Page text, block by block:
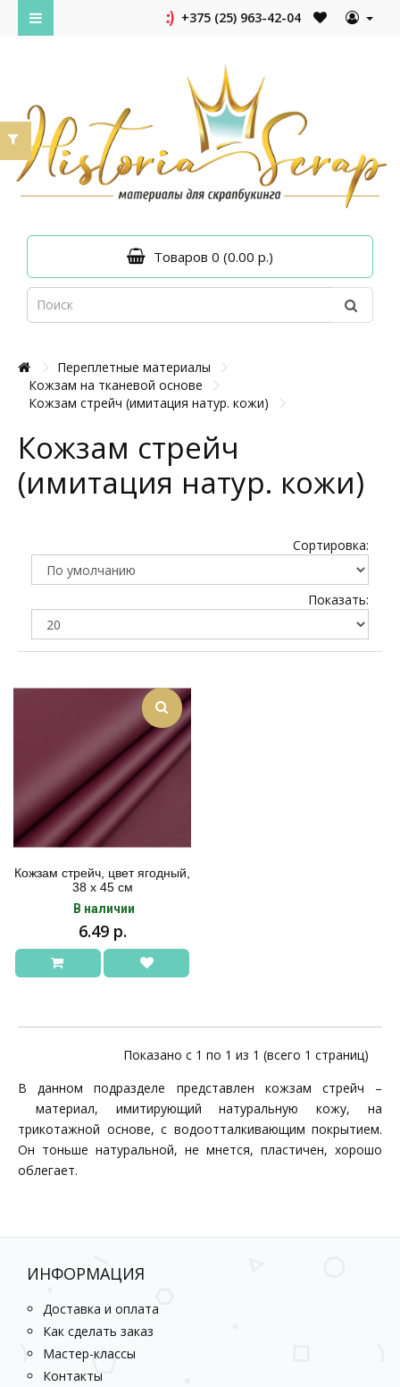
+375 (25) 963-42-04
Товаров 0 (0.00 р.)
Переплетные материалы
Кожзам на тканевой основе
Кожзам стрейч (имитация натур. кожи)
Кожзам стрейч
(имитация натур. кожи)
Сортировка:
Показать:
Кожзам стрейч, цвет ягодный,
38 х 45 см
В наличии
6.49 р.
Показано с 1 по 1 из 1 (всего 1 страниц)
В данном подразделе представлен кожзам стрейч –
материал, имитирующий натуральную кожу, на
трикотажной основе, с водоотталкивающим покрытием.
Он тоньше натуральной, не мнется, пластичен, хорошо
облегает.
ИНФОРМАЦИЯ
Доставка и оплата
Как сделать заказ
Мастер-классы
Контакты